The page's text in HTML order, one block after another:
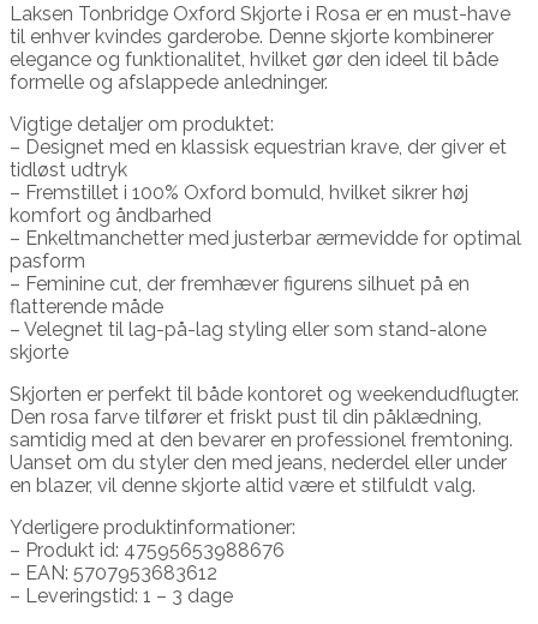
Laksen Tonbridge Oxford Skjorte i Rosa er en must-have
til enhver kvindes garderobe. Denne skjorte kombinerer
elegance og funktionalitet, hvilket gør den ideel til både
formelle og afslappede anledninger.
Vigtige detaljer om produktet:
– Designet med en klassisk equestrian krave, der giver et
tidløst udtryk
– Fremstillet i 100% Oxford bomuld, hvilket sikrer høj
komfort og åndbarhed
– Enkeltmanchetter med justerbar ærmevidde for optimal
pasform
– Feminine cut, der fremhæver figurens silhuet på en
flatterende måde
– Velegnet til lag-på-lag styling eller som stand-alone
skjorte
Skjorten er perfekt til både kontoret og weekendudflugter.
Den rosa farve tilfører et friskt pust til din påklædning,
samtidig med at den bevarer en professionel fremtoning.
Uanset om du styler den med jeans, nederdel eller under
en blazer, vil denne skjorte altid være et stilfuldt valg.
Yderligere produktinformationer:
– Produkt id: 47595653988676
– EAN: 5707953683612
– Leveringstid: 1 – 3 dage